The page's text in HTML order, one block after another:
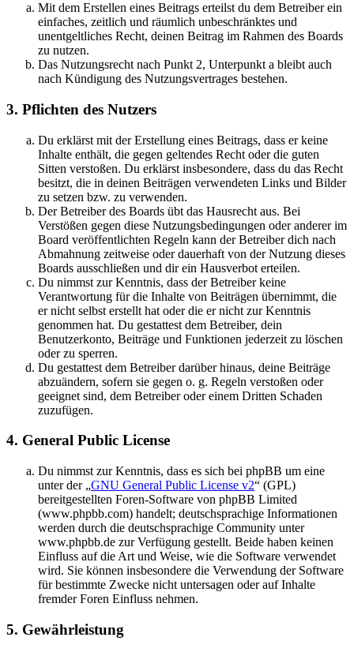
Mit dem Erstellen eines Beitrags erteilst du dem Betreiber ein
einfaches, zeitlich und räumlich unbeschränktes und
unentgeltliches Recht, deinen Beitrag im Rahmen des Boards
zu nutzen.
Das Nutzungsrecht nach Punkt 2, Unterpunkt a bleibt auch
nach Kündigung des Nutzungsvertrages bestehen.
3. Pflichten des Nutzers
Du erklärst mit der Erstellung eines Beitrags, dass er keine
Inhalte enthält, die gegen geltendes Recht oder die guten
Sitten verstoßen. Du erklärst insbesondere, dass du das Recht
besitzt, die in deinen Beiträgen verwendeten Links und Bilder
zu setzen bzw. zu verwenden.
Der Betreiber des Boards übt das Hausrecht aus. Bei
Verstößen gegen diese Nutzungsbedingungen oder anderer im
Board veröffentlichten Regeln kann der Betreiber dich nach
Abmahnung zeitweise oder dauerhaft von der Nutzung dieses
Boards ausschließen und dir ein Hausverbot erteilen.
Du nimmst zur Kenntnis, dass der Betreiber keine
Verantwortung für die Inhalte von Beiträgen übernimmt, die
er nicht selbst erstellt hat oder die er nicht zur Kenntnis
genommen hat. Du gestattest dem Betreiber, dein
Benutzerkonto, Beiträge und Funktionen jederzeit zu löschen
oder zu sperren.
Du gestattest dem Betreiber darüber hinaus, deine Beiträge
abzuändern, sofern sie gegen o. g. Regeln verstoßen oder
geeignet sind, dem Betreiber oder einem Dritten Schaden
zuzufügen.
4. General Public License
Du nimmst zur Kenntnis, dass es sich bei phpBB um eine
unter der „GNU General Public License v2“ (GPL)
bereitgestellten Foren-Software von phpBB Limited
(www.phpbb.com) handelt; deutschsprachige Informationen
werden durch die deutschsprachige Community unter
www.phpbb.de zur Verfügung gestellt. Beide haben keinen
Einfluss auf die Art und Weise, wie die Software verwendet
wird. Sie können insbesondere die Verwendung der Software
für bestimmte Zwecke nicht untersagen oder auf Inhalte
fremder Foren Einfluss nehmen.
5. Gewährleistung